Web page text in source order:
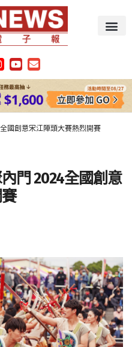
國創意宋江陣頭大賽熱烈開賽
門 2024全國創意